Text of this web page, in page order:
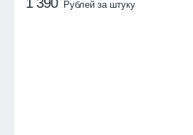
Рублей за штуку